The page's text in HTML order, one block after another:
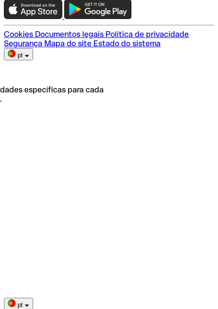
Escolha do plano
Cookies Documentos legais Política de privacidade
Segurança Mapa do site Estado do sistema
pt
específicas para cada
pt